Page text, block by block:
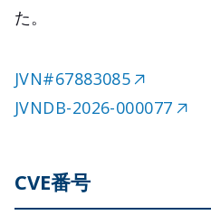
た。
JVN#67883085
JVNDB-2026-000077
CVE番号